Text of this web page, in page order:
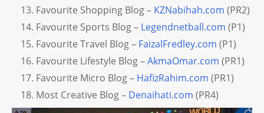
Favourite Shopping Blog – KZNabihah.com (PR2)
Favourite Sports Blog – Legendnetball.com (P1)
Favourite Travel Blog – FaizalFredley.com (P1)
Favourite Lifestyle Blog –AkmaOmar.com (PR1)
Favourite Micro Blog – HafizRahim.com (PR1)
Most Creative Blog – Denaihati.com (PR4)